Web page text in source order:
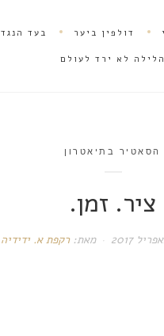
דולפין ביער בעד הנגד
הלילה לא ירד לעולם
הסאטיר בתיאטרון
ציר. זמן.
מאת:רקפת א. ידידיה